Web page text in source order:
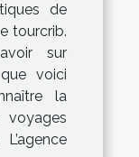
de
tourcrib.
sur
que voici
la